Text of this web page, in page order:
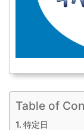
Table of
特定日